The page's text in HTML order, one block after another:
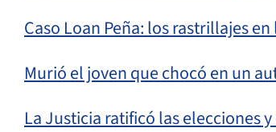
Caso Loan Peña: los rastrillajes
Murió el joven que chocó en un
La Justicia ratificó las elecciones